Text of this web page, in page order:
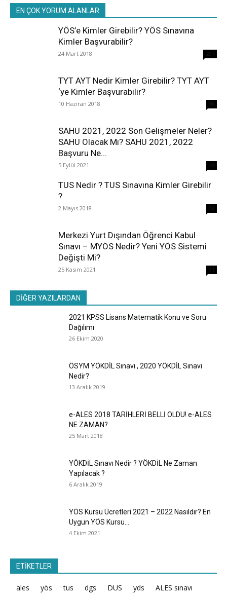
EN ÇOK YORUM ALANLAR
YÖS’e Kimler Girebilir? YÖS Sınavına
Kimler Başvurabilir?
24 Mart 2018
TYT AYT Nedir Kimler Girebilir? TYT AYT
‘ye Kimler Başvurabilir?
10 Haziran 2018
SAHU 2021, 2022 Son Gelişmeler Neler?
SAHU Olacak Mı? SAHU 2021, 2022
Başvuru Ne...
5 Eylül 2021
TUS Nedir ? TUS Sınavına Kimler Girebilir
?
2 Mayıs 2018
Merkezi Yurt Dışından Öğrenci Kabul
Sınavı – MYÖS Nedir? Yeni YÖS Sistemi
Değişti Mi?
25 Kasım 2021
DİĞER YAZILARDAN
2021 KPSS Lisans Matematik Konu ve Soru
Dağılımı
26 Ekim 2020
ÖSYM YÖKDİL Sınavı , 2020 YÖKDİL Sınavı
Nedir?
13 Aralık 2019
e-ALES 2018 TARİHLERİ BELLİ OLDU! e-ALES
NE ZAMAN?
25 Mart 2018
YÖKDİL Sınavı Nedir ? YÖKDİL Ne Zaman
Yapılacak ?
6 Aralık 2019
YÖS Kursu Ücretleri 2021 – 2022 Nasıldır? En
Uygun YÖS Kursu...
4 Ekim 2021
ETİKETLER
ales yös tus dgs DUS yds
ALES sınavı